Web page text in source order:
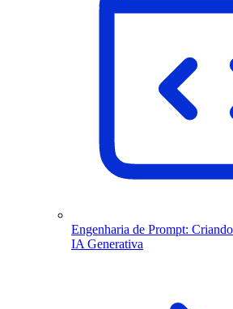
Engenharia de Prompt:
IA Generativa